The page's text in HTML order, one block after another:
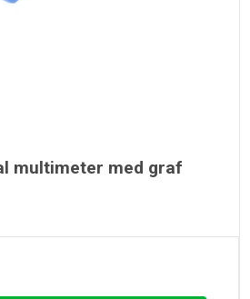
multimeter med graf